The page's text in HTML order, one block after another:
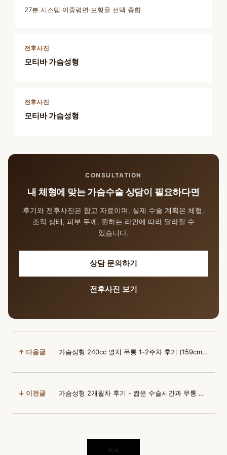
27분 시스템·이중평면·보형물 선택 종합
전후사진
모티바 가슴성형
전후사진
모티바 가슴성형
CONSULTATION
내 체형에 맞는 가슴수술 상담이 필요하다면
후기와 전후사진은 참고 자료이며, 실제 수술 계획은 체형,
조직 상태, 피부 두께, 원하는 라인에 따라 달라질 수
있습니다.
상담 문의하기
전후사진 보기
↑ 다음글 가슴성형 240cc 멸치 무통 1-2주차 후기 (159cm/40kg/흉통62) | 윈느 성형외과 김의건 원장님
↓ 이전글 가슴성형 2개월차 후기 - 짧은 수술시간과 무통 회복 과정 | 윈느 성형외과 김의건 원장님
목록